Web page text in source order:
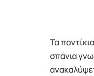
Τα
σπάνια